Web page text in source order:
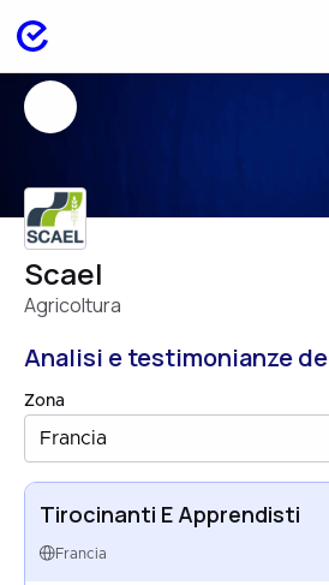
Scael
Agricoltura
Analisi e testimonianze
Zona
Francia
Tirocinanti E Apprendisti
Francia